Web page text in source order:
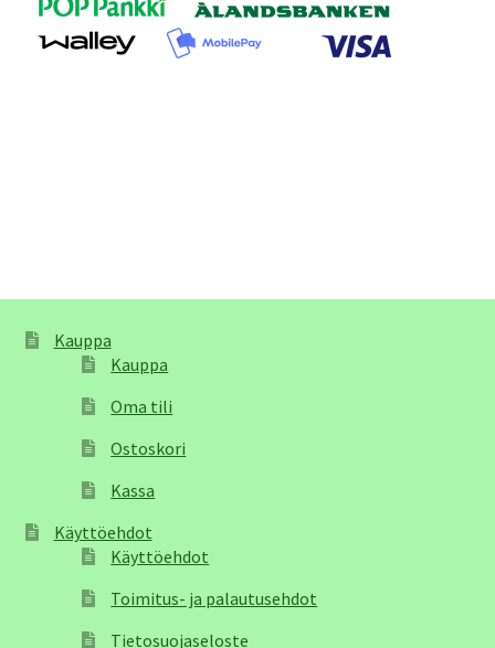
Kauppa
Kauppa
Oma tili
Ostoskori
Kassa
Käyttöehdot
Käyttöehdot
Toimitus- ja palautusehdot
Tietosuojaseloste